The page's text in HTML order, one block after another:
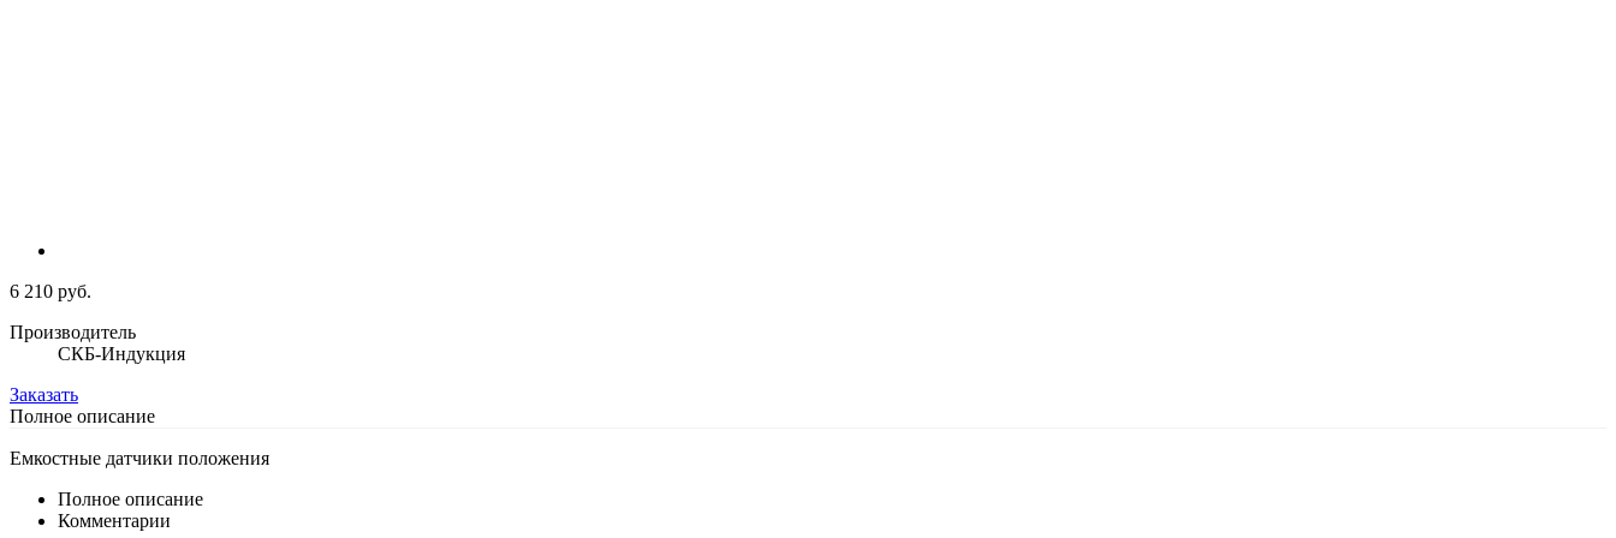
6 210 руб.
Производитель
СКБ-Индукция
Заказать
Полное описание
Емкостные датчики положения
Полное описание
Комментарии